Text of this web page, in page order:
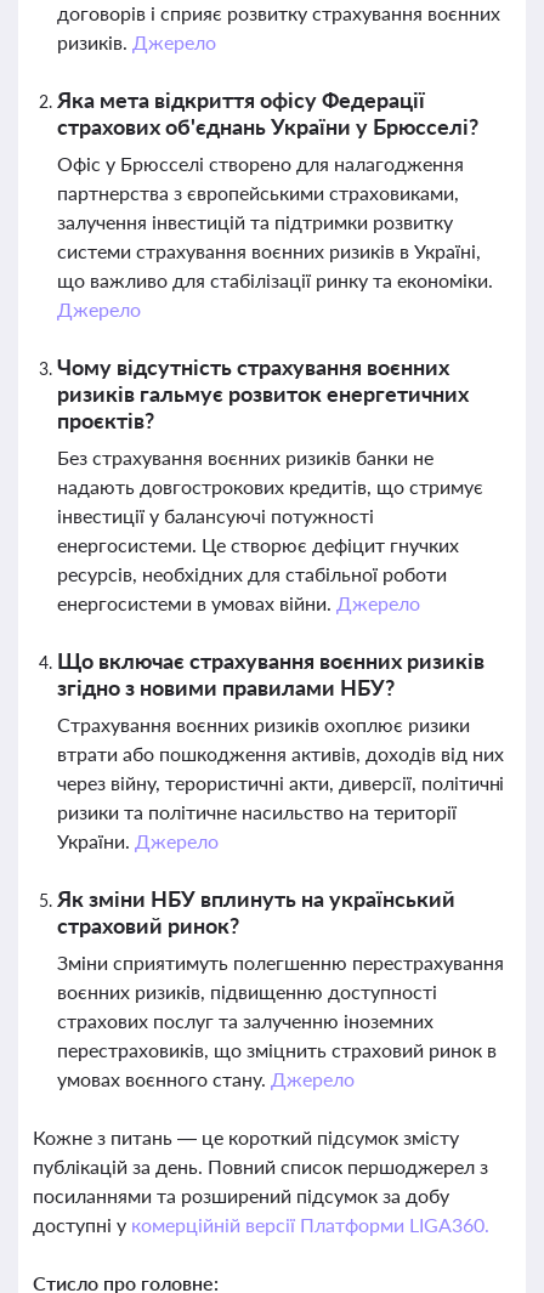
договорів і сприяє розвитку страхування воєнних
ризиків. Джерело
Яка мета відкриття офісу Федерації
страхових об'єднань України у Брюсселі?
Офіс у Брюсселі створено для налагодження
партнерства з європейськими страховиками,
залучення інвестицій та підтримки розвитку
системи страхування воєнних ризиків в Україні,
що важливо для стабілізації ринку та економіки.
Джерело
Чому відсутність страхування воєнних
ризиків гальмує розвиток енергетичних
проєктів?
Без страхування воєнних ризиків банки не
надають довгострокових кредитів, що стримує
інвестиції у балансуючі потужності
енергосистеми. Це створює дефіцит гнучких
ресурсів, необхідних для стабільної роботи
енергосистеми в умовах війни. Джерело
Що включає страхування воєнних ризиків
згідно з новими правилами НБУ?
Страхування воєнних ризиків охоплює ризики
втрати або пошкодження активів, доходів від них
через війну, терористичні акти, диверсії, політичні
ризики та політичне насильство на території
України. Джерело
Як зміни НБУ вплинуть на український
страховий ринок?
Зміни сприятимуть полегшенню перестрахування
воєнних ризиків, підвищенню доступності
страхових послуг та залученню іноземних
перестраховиків, що зміцнить страховий ринок в
умовах воєнного стану. Джерело
Кожне з питань — це короткий підсумок змісту
публікацій за день. Повний список першоджерел з
посиланнями та розширений підсумок за добу
доступні у комерційній версії Платформи LIGA360.
Стисло про головне: